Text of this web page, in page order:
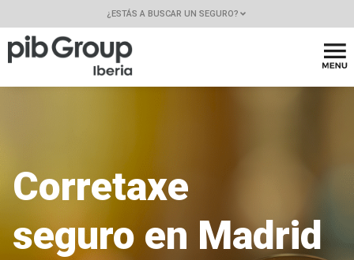
¿ESTÁS A BUSCAR UN SEGURO?
Corretaxe
seguro en Madrid